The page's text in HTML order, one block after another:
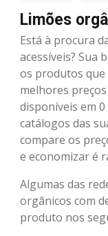
Limões
Está à procura
acessíveis? Sua
os produtos que
melhores
disponíveis em
catálogos das
compare os
e economizar é
Algumas das
orgânicos com
produto nos